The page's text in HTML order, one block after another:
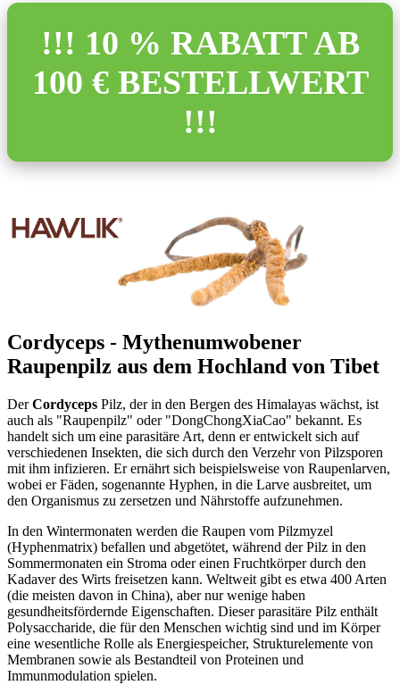
!!! 10 % RABATT AB
100 € BESTELLWERT
!!!
Cordyceps - Mythenumwobener
Raupenpilz aus dem Hochland von Tibet
DerCordyceps Pilz, der in den Bergen des Himalayas wächst, ist
auch als "Raupenpilz" oder "DongChongXiaCao" bekannt. Es
handelt sich um eine parasitäre Art, denn er entwickelt sich auf
verschiedenen Insekten, die sich durch den Verzehr von Pilzsporen
mit ihm infizieren. Er ernährt sich beispielsweise von Raupenlarven,
wobei er Fäden, sogenannte Hyphen, in die Larve ausbreitet, um
den Organismus zu zersetzen und Nährstoffe aufzunehmen.
In den Wintermonaten werden die Raupen vom Pilzmyzel
(Hyphenmatrix) befallen und abgetötet, während der Pilz in den
Sommermonaten ein Stroma oder einen Fruchtkörper durch den
Kadaver des Wirts freisetzen kann. Weltweit gibt es etwa 400 Arten
(die meisten davon in China), aber nur wenige haben
gesundheitsfördernde Eigenschaften. Dieser parasitäre Pilz enthält
Polysaccharide, die für den Menschen wichtig sind und im Körper
eine wesentliche Rolle als Energiespeicher, Strukturelemente von
Membranen sowie als Bestandteil von Proteinen und
Immunmodulation spielen.